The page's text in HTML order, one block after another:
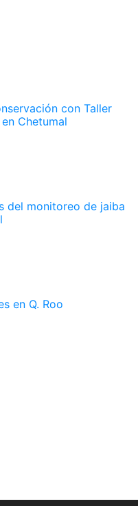
con Taller
Chetumal
del monitoreo de jaiba
en Q. Roo